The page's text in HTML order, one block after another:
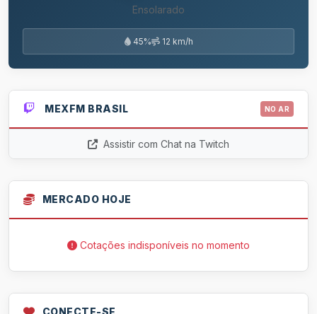
Ensolarado
45% 12 km/h
MEXFM BRASIL NO AR
Assistir com Chat na Twitch
MERCADO HOJE
Cotações indisponíveis no momento